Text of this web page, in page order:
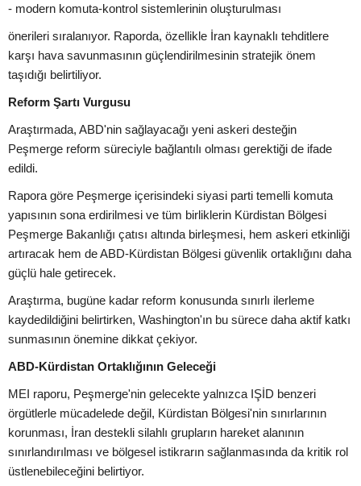
- modern komuta-kontrol sistemlerinin oluşturulması
önerileri sıralanıyor. Raporda, özellikle İran kaynaklı tehditlere
karşı hava savunmasının güçlendirilmesinin stratejik önem
taşıdığı belirtiliyor.
Reform Şartı Vurgusu
Araştırmada, ABD'nin sağlayacağı yeni askeri desteğin
Peşmerge reform süreciyle bağlantılı olması gerektiği de ifade
edildi.
Rapora göre Peşmerge içerisindeki siyasi parti temelli komuta
yapısının sona erdirilmesi ve tüm birliklerin Kürdistan Bölgesi
Peşmerge Bakanlığı çatısı altında birleşmesi, hem askeri etkinliği
artıracak hem de ABD-Kürdistan Bölgesi güvenlik ortaklığını daha
güçlü hale getirecek.
Araştırma, bugüne kadar reform konusunda sınırlı ilerleme
kaydedildiğini belirtirken, Washington'ın bu sürece daha aktif katkı
sunmasının önemine dikkat çekiyor.
ABD-Kürdistan Ortaklığının Geleceği
MEI raporu, Peşmerge'nin gelecekte yalnızca IŞİD benzeri
örgütlerle mücadelede değil, Kürdistan Bölgesi'nin sınırlarının
korunması, İran destekli silahlı grupların hareket alanının
sınırlandırılması ve bölgesel istikrarın sağlanmasında da kritik rol
üstlenebileceğini belirtiyor.